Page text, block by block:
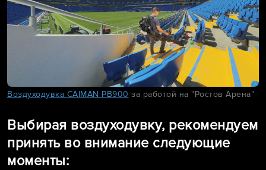
Воздуходувка CAIMAN PB900 за работой на "Ростов Арена"
Выбирая воздуходувку, рекомендуем
принять во внимание следующие
моменты: